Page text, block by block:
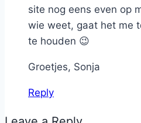
site nog eens even op
wie weet, gaat het me
te houden 😉
Groetjes, Sonja
Reply